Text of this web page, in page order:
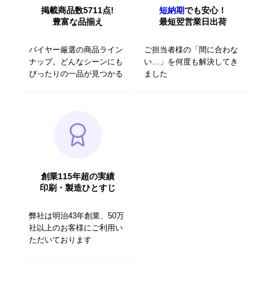
掲載商品数5711点!
豊富な品揃え
バイヤー厳選の商品ライン
ナップ。どんなシーンにも
ぴったりの一品が見つかる
短納期でも安心！
最短翌営業日出荷
ご担当者様の「間に合わな
い…」を何度も解決してき
ました
創業115年超の実績
印刷・製造ひとすじ
弊社は明治43年創業、50万
社以上のお客様にご利用い
ただいております